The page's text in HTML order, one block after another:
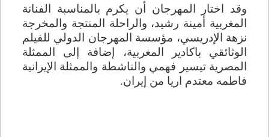
وقد اختار المهرجان أن يكرم بالمناسبة الفنانة
المغربية أمينة رشيد، والراحلة المنتجة والمخرجة
نزهة الإدريسي، مؤسسة المهرجان الدولي للفيلم
الوثائقي باكادير المغربية، إضافة إلى الممثلة
المصرية تيسير فهمي والناشطة والممثلة الإيرانية
فاطمه معتدم اريا من إيران.